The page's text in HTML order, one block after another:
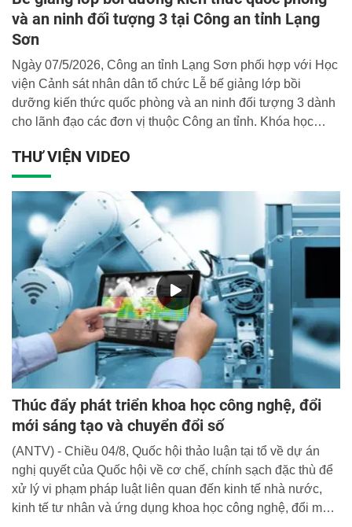
và an ninh đối tượng 3 tại Công an tỉnh Lạng
Sơn
Ngày 07/5/2026, Công an tỉnh Lạng Sơn phối hợp với Học
viện Cảnh sát nhân dân tổ chức Lễ bế giảng lớp bồi
dưỡng kiến thức quốc phòng và an ninh đối tượng 3 dành
cho lãnh đạo các đơn vị thuộc Công an tỉnh. Khóa học
phòng và an ninh, góp phần nâng cao năng lực lãnh đạo,
chỉ huy, tham mưu và tổ chức thực hiện nhiệm vụ của đội
ngũ cán bộ trong tình hình mới.
THƯ VIỆN VIDEO
Thúc đẩy phát triển khoa học công nghệ, đổi
mới sáng tạo và chuyển đổi số
(ANTV) - Chiều 04/8, Quốc hội thảo luận tại tổ về dự án
nghị quyết của Quốc hội về cơ chế, chính sạch đặc thù để
xử lý vi phạm pháp luật liên quan đến kinh tế nhà nước,
kinh tế tư nhân và ứng dụng khoa học công nghệ, đổi mới